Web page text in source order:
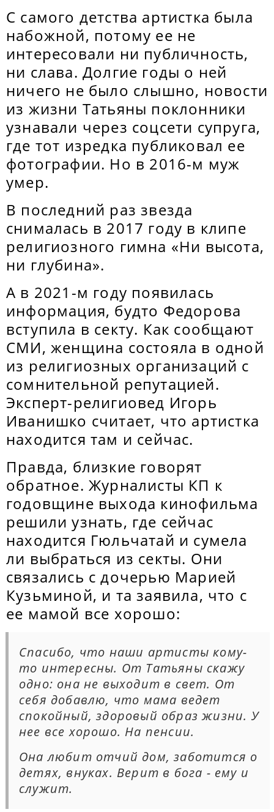
С самого детства артистка была
набожной, потому ее не
интересовали ни публичность,
ни слава. Долгие годы о ней
ничего не было слышно, новости
из жизни Татьяны поклонники
узнавали через соцсети супруга,
где тот изредка публиковал ее
фотографии. Но в 2016-м муж
умер.
В последний раз звезда
снималась в 2017 году в клипе
религиозного гимна «Ни высота,
ни глубина».
А в 2021-м году появилась
информация, будто Федорова
вступила в секту. Как сообщают
СМИ, женщина состояла в одной
из религиозных организаций с
сомнительной репутацией.
Эксперт-религиовед Игорь
Иванишко считает, что артистка
находится там и сейчас.
Правда, близкие говорят
обратное. Журналисты КП к
годовщине выхода кинофильма
решили узнать, где сейчас
находится Гюльчатай и сумела
ли выбраться из секты. Они
связались с дочерью Марией
Кузьминой, и та заявила, что с
ее мамой все хорошо:
Спасибо, что наши артисты кому-
то интересны. От Татьяны скажу
одно: она не выходит в свет. От
себя добавлю, что мама ведет
спокойный, здоровый образ жизни. У
нее все хорошо. На пенсии.
Она любит отчий дом, заботится о
детях, внуках. Верит в бога - ему и
служит.